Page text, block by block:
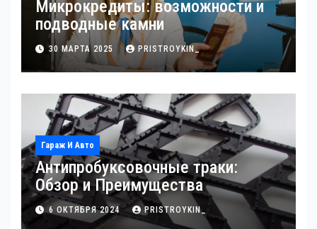
Микрокредиты: возможности и
подводные камни
30 МАРТА 2025 PRISTROYKIN_
Гараж И Авто
Антипробуксовочные траки:
Обзор и Преимущества
6 ОКТЯБРЯ 2024 PRISTROYKIN_